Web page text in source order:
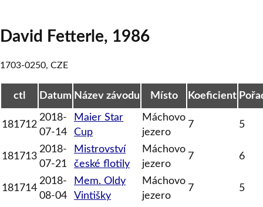
David Fetterle, 1986
1703-0250, CZE
ctl Datum Název závodu Místo Koeficient
181712
2018-
07-14
Maier Star
Cup
Máchovo
jezero
7 5
181713
2018-
07-21
Mistrovství
české flotily
Máchovo
jezero
7 6
181714
2018-
08-04
Mem. Oldy
Vintišky
Máchovo
jezero
7 5